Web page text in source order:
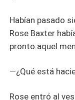
Habían pasado
Rose Baxter
pronto aquel
—¿Qué está
Rose entró al